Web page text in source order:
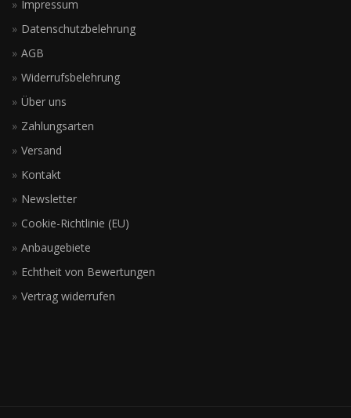
Impressum
Datenschutzbelehrung
AGB
Widerrufsbelehrung
Über uns
Zahlungsarten
Versand
Kontakt
Newsletter
Cookie-Richtlinie (EU)
Anbaugebiete
Echtheit von Bewertungen
Vertrag widerrufen